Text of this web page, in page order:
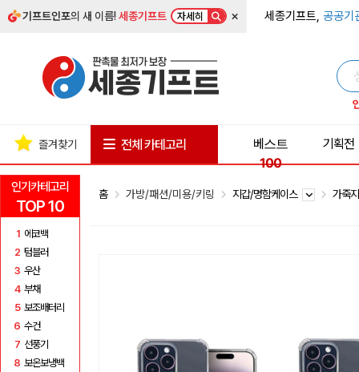
기프트인포의 새 이름!세종기프트 자세히 × 세종기프트, 공공기
인기카테고리
TOP 10
1 에코백
2 텀블러
3 우산
4 부채
5 보조배터리
6 수건
7 선풍기
8 보온보냉백
즐겨찾기 전체 카테고리
베스트
100
기획전
홈 가방/패션/미용/키링 지갑/명함케이스 가죽